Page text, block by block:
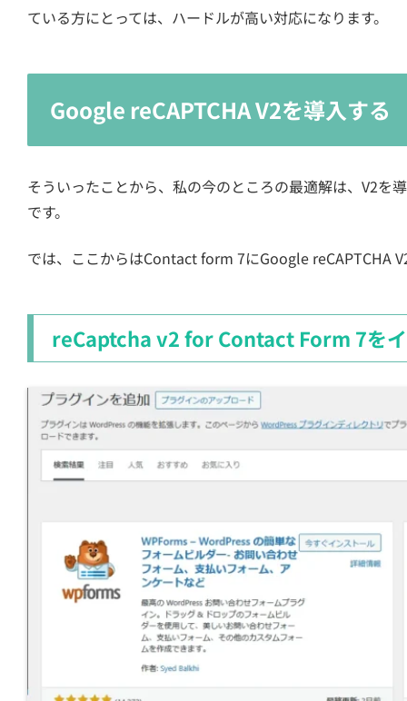
ている方にとっては、ハードルが高い対応になります。
Google reCAPTCHA V2を導入する
そういったことから、私の今のところの最適解は、V2を
です。
では、ここからはContact form 7にGoogle reCAPTCHA
reCaptcha v2 for Contact Form 7を